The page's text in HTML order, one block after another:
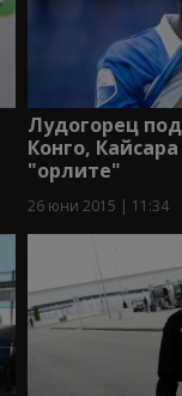
Лудогорец
Конго,
"орлите"
26 юни 2015 | 11:34